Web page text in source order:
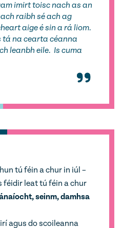
imirt toisc nach as an
raibh sé ach ag
aige é sin a rá liom.
tá na cearta céanna
leanbh eile. Is cuma
tú féin a chur in iúl –
féidir leat tú féin a chur
seinm, damhsa
agus do scoileanna